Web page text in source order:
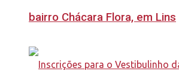
bairro Chácara Flora, em Lins